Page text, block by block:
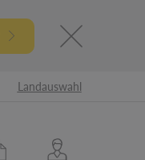
Landauswahl